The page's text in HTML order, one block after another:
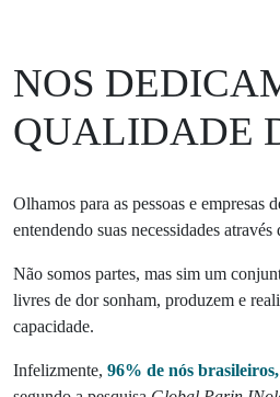
NOS
QUALIDADE
Olhamos para as pessoas e empresas
entendendo suas necessidades através
Não somos partes, mas sim um
livres de dor sonham, produzem e
capacidade.
Infelizmente, 96% de nós